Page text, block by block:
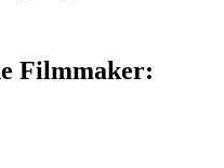
Filmmaker: